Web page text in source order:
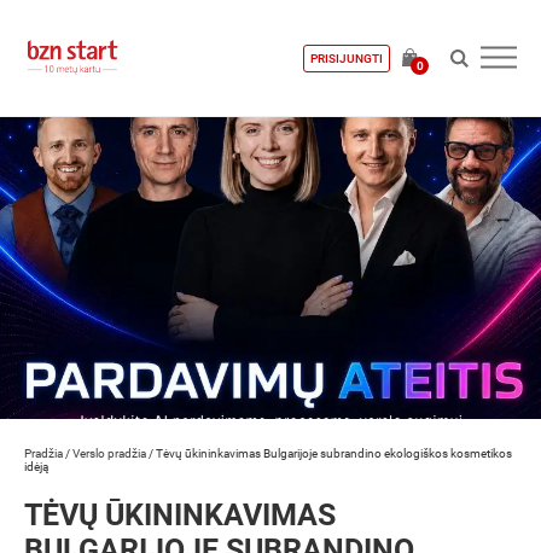
PRISIJUNGTI
0
Pradžia /Verslo pradžia /Tėvų ūkininkavimas Bulgarijoje subrandino ekologiškos kosmetikos
idėją
TĖVŲ ŪKININKAVIMAS